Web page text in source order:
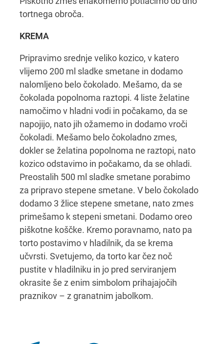
tortnega obroča.
KREMA
Pripravimo srednje veliko kozico, v katero
vlijemo 200 ml sladke smetane in dodamo
nalomljeno belo čokolado. Mešamo, da se
čokolada popolnoma raztopi. 4 liste želatine
namočimo v hladni vodi in počakamo, da se
napojijo, nato jih ožamemo in dodamo vroči
čokoladi. Mešamo belo čokoladno zmes,
dokler se želatina popolnoma ne raztopi, nato
kozico odstavimo in počakamo, da se ohladi.
Preostalih 500 ml sladke smetane porabimo
za pripravo stepene smetane. V belo čokolado
dodamo 3 žlice stepene smetane, nato zmes
primešamo k stepeni smetani. Dodamo oreo
piškotne koščke. Kremo poravnamo, nato pa
torto postavimo v hladilnik, da se krema
učvrsti. Svetujemo, da torto kar čez noč
pustite v hladilniku in jo pred serviranjem
okrasite še z enim simbolom prihajajočih
praznikov – z granatnim jabolkom.